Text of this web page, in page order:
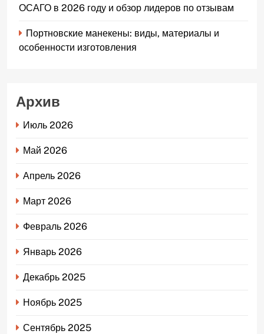
ОСАГО в 2026 году и обзор лидеров по отзывам
Портновские манекены: виды, материалы и
особенности изготовления
Архив
Июль 2026
Май 2026
Апрель 2026
Март 2026
Февраль 2026
Январь 2026
Декабрь 2025
Ноябрь 2025
Сентябрь 2025